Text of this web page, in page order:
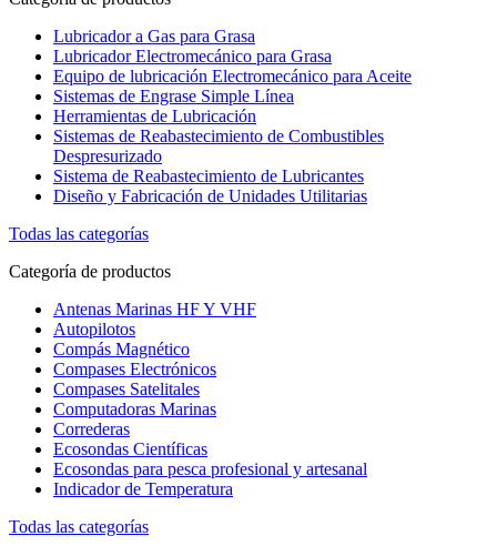
Lubricador a Gas para Grasa
Lubricador Electromecánico para Grasa
Equipo de lubricación Electromecánico para Aceite
Sistemas de Engrase Simple Línea
Herramientas de Lubricación
Sistemas de Reabastecimiento de Combustibles
Despresurizado
Sistema de Reabastecimiento de Lubricantes
Diseño y Fabricación de Unidades Utilitarias
Todas las categorías
Categoría de productos
Antenas Marinas HF Y VHF
Autopilotos
Compás Magnético
Compases Electrónicos
Compases Satelitales
Computadoras Marinas
Correderas
Ecosondas Científicas
Ecosondas para pesca profesional y artesanal
Indicador de Temperatura
Todas las categorías